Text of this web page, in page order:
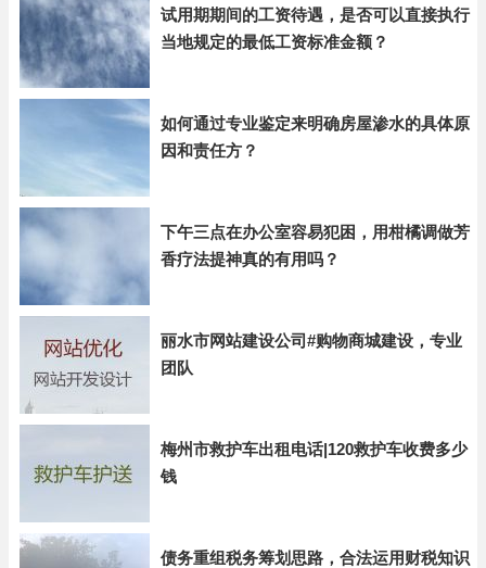
试用期期间的工资待遇，是否可以直接执行
当地规定的最低工资标准金额？
如何通过专业鉴定来明确房屋渗水的具体原
因和责任方？
下午三点在办公室容易犯困，用柑橘调做芳
香疗法提神真的有用吗？
丽水市网站建设公司#购物商城建设，专业
团队
梅州市救护车出租电话|120救护车收费多少
钱
债务重组税务筹划思路，合法运用财税知识